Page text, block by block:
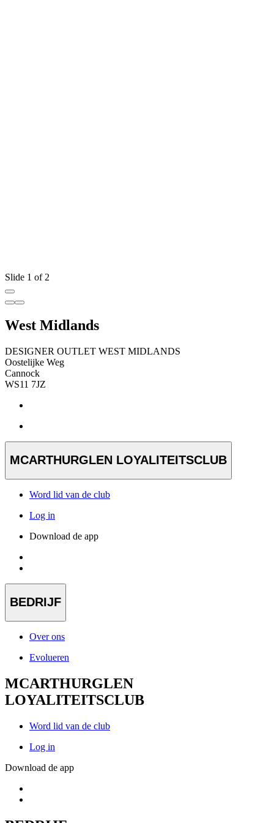
Slide 1 of 2
West Midlands
DESIGNER OUTLET WEST MIDLANDS
Oostelijke Weg
Cannock
WS11 7JZ
MCARTHURGLEN LOYALITEITSCLUB
Word lid van de club
Log in
Download de app
BEDRIJF
Over ons
Evolueren
MCARTHURGLEN
LOYALITEITSCLUB
Word lid van de club
Log in
Download de app